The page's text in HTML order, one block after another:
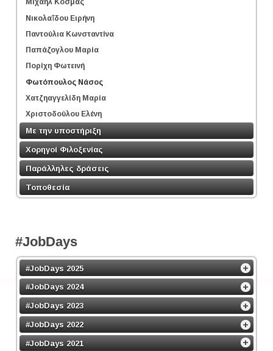
Μιχαήλ Κοσμάς
Νικολαΐδου Ειρήνη
Παντούλια Κωνσταντίνα
Παπάζογλου Μαρία
Πορίχη Φωτεινή
Φωτόπουλος Νάσος
Χατζηαγγελίδη Μαρία
Χριστοδούλου Ελένη
Με την υποστήριξη
Χορηγοί Φιλοξενίας
Παράλληλες δράσεις
Τοποθεσία
#JobDays
#JobDays 2025
#JobDays 2024
#JobDays 2023
#JobDays 2022
#JobDays 2021